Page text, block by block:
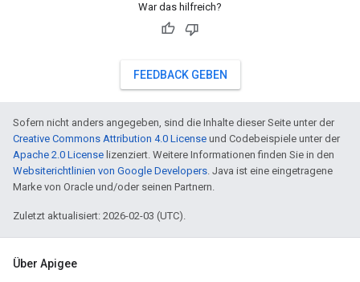
War das hilfreich?
FEEDBACK GEBEN
Sofern nicht anders angegeben, sind die Inhalte dieser Seite unter der
Creative Commons Attribution 4.0 License und Codebeispiele unter der
Apache 2.0 License lizenziert. Weitere Informationen finden Sie in den
Websiterichtlinien von Google Developers. Java ist eine eingetragene
Marke von Oracle und/oder seinen Partnern.
Zuletzt aktualisiert: 2026-02-03 (UTC).
Über Apigee